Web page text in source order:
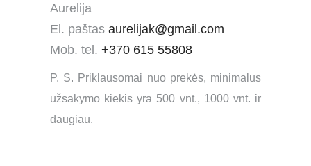
Aurelija
El. paštasaurelijak@gmail.com
Mob. tel.+370 615 55808
P. S. Priklausomai nuo prekės, minimalus
užsakymo kiekis yra 500 vnt., 1000 vnt. ir
daugiau.